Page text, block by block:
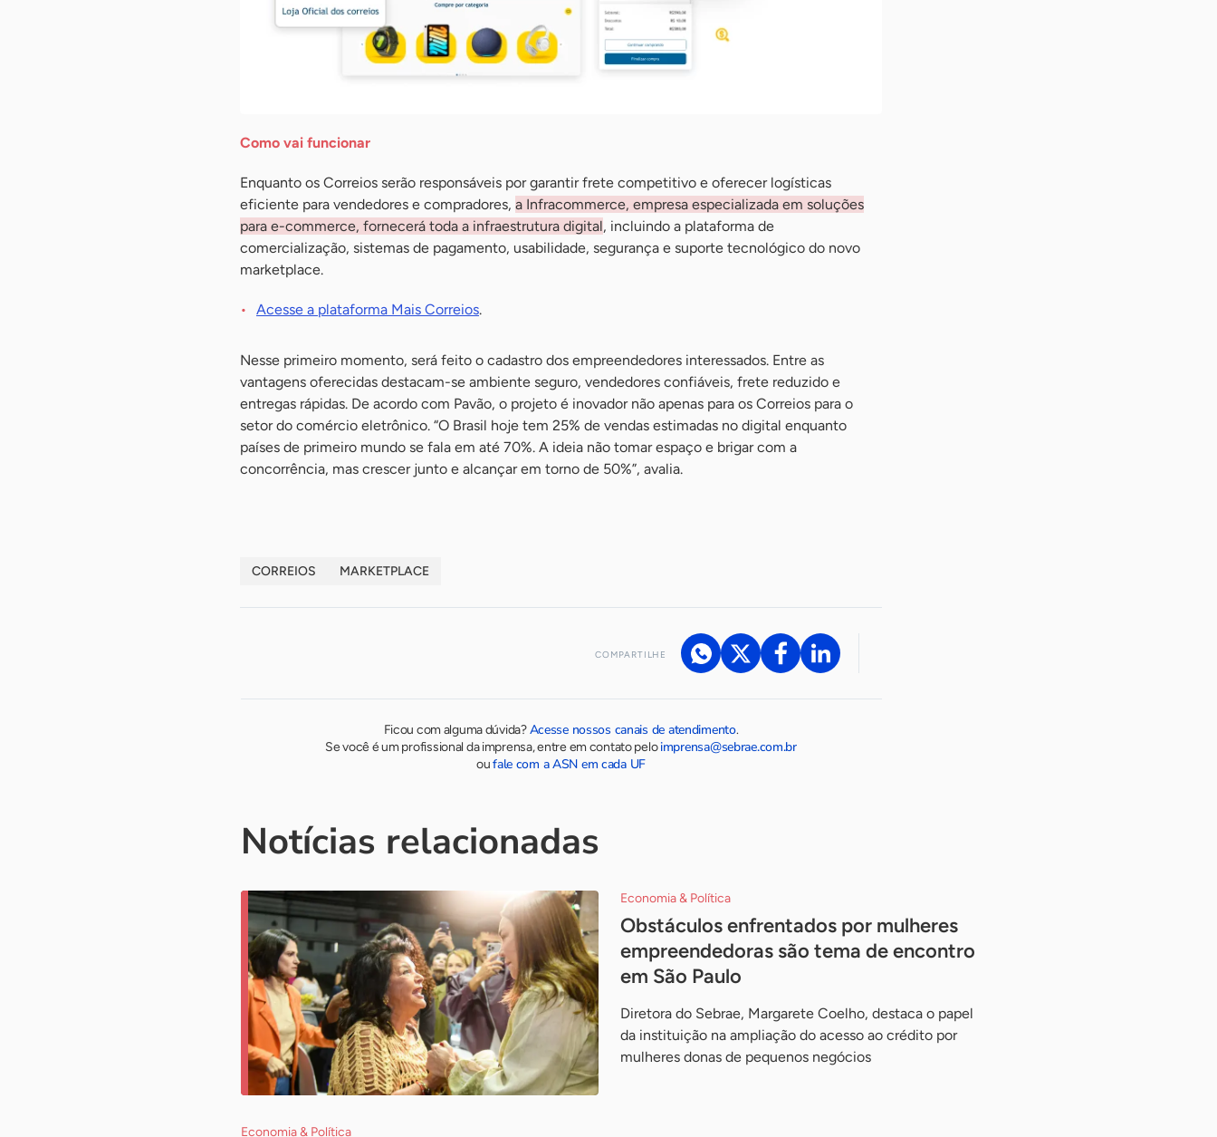
Como vai funcionar
Enquanto os Correios serão responsáveis por garantir frete competitivo e oferecer logísticas
eficiente para vendedores e compradores, a Infracommerce, empresa especializada em soluções
para e-commerce, fornecerá toda a infraestrutura digital, incluindo a plataforma de
comercialização, sistemas de pagamento, usabilidade, segurança e suporte tecnológico do novo
marketplace.
Acesse a plataforma Mais Correios.
Nesse primeiro momento, será feito o cadastro dos empreendedores interessados. Entre as
vantagens oferecidas destacam-se ambiente seguro, vendedores confiáveis, frete reduzido e
entregas rápidas. De acordo com Pavão, o projeto é inovador não apenas para os Correios para o
setor do comércio eletrônico. “O Brasil hoje tem 25% de vendas estimadas no digital enquanto
países de primeiro mundo se fala em até 70%. A ideia não tomar espaço e brigar com a
concorrência, mas crescer junto e alcançar em torno de 50%”, avalia.
CORREIOS MARKETPLACE
COMPARTILHE
Ficou com alguma dúvida?Acesse nossos canais de atendimento.
Se você é um profissional da imprensa, entre em contato peloimprensa@sebrae.com.br
oufale com a ASN em cada UF
Notícias relacionadas
Economia & Política
Obstáculos enfrentados por mulheres
empreendedoras são tema de encontro
em São Paulo
Diretora do Sebrae, Margarete Coelho, destaca o papel
da instituição na ampliação do acesso ao crédito por
mulheres donas de pequenos negócios
Economia & Política